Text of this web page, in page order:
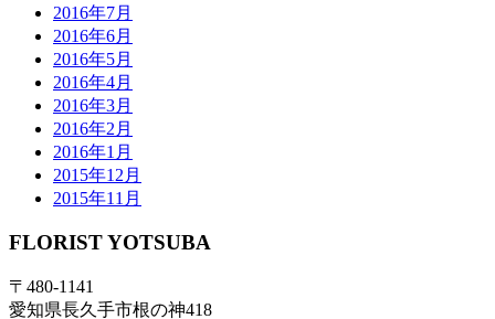
2016年7月
2016年6月
2016年5月
2016年4月
2016年3月
2016年2月
2016年1月
2015年12月
2015年11月
FLORIST YOTSUBA
〒480-1141
愛知県長久手市根の神418